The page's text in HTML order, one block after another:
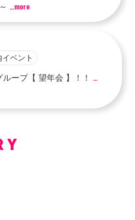
…more
イベント
ープ【 望年会 】！！ …